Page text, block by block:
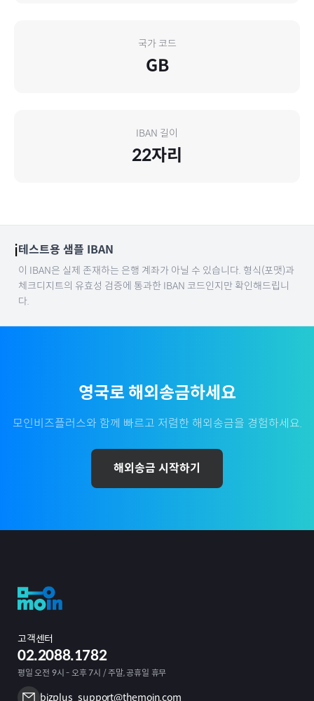
국가 코드
GB
IBAN 길이
22자리
ℹ️테스트용 샘플 IBAN
이 IBAN은 실제 존재하는 은행 계좌가 아닐 수 있습니다. 형식(포맷)과
체크디지트의 유효성 검증에 통과한 IBAN 코드인지만 확인해드립니
다.
영국로 해외송금하세요
모인비즈플러스와 함께 빠르고 저렴한 해외송금을 경험하세요.
해외송금 시작하기
고객센터
02.2088.1782
평일 오전 9시 - 오후 7시 / 주말, 공휴일 휴무
bizplus_support@themoin.com